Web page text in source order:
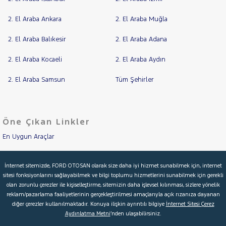
SEAT
SKODA
TESLA
Parça
2. El Araba Ankara 2. El Araba Muğla
2. El Araba Balıkesir 2. El Araba Adana
2. El Araba Kocaeli 2. El Araba Aydın
2. El Araba Samsun Tüm Şehirler
Öne Çıkan Linkler
En Uygun Araçlar
İkinci El Garanti
Kampanyalar
Kredi Hesaplama & Başvuru
İnternet sitemizde, FORD OTOSAN olarak size daha iyi hizmet sunabilmek için, internet
sitesi fonksiyonlarını sağlayabilmek ve bilgi toplumu hizmetlerini sunabilmek için gerekli
olan zorunlu çerezler ile kişiselleştirme, sitemizin daha işlevsel kılınması, sizlere yönelik
reklam/pazarlama faaliyetlerinin gerçekleştirilmesi amaçlarıyla açık rızanıza dayanan
diğer çerezler kullanılmaktadır. Konuya ilişkin ayrıntılı bilgiye İnternet Sitesi Çerez
Aydınlatma Metni’nden ulaşabilirsiniz.